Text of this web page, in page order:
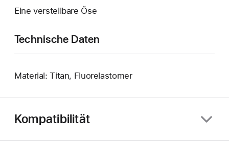
Eine verstellbare Öse
Technische Daten
Material: Titan, Fluorelastomer
Kompatibilität